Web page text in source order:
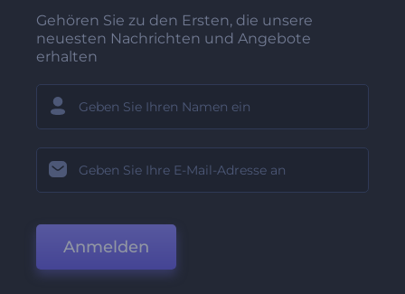
Gehören Sie zu den Ersten, die unsere
neuesten Nachrichten und Angebote
erhalten
Anmelden